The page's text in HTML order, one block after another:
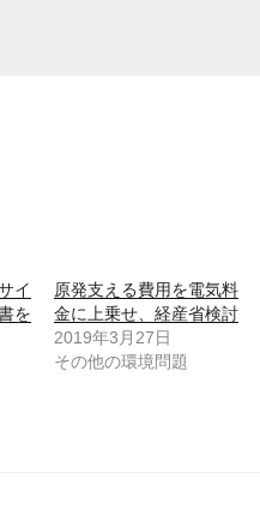
イ
を
原発支える費用を電気料
金に上乗せ、経産省検討
2019年3月27日
その他の環境問題